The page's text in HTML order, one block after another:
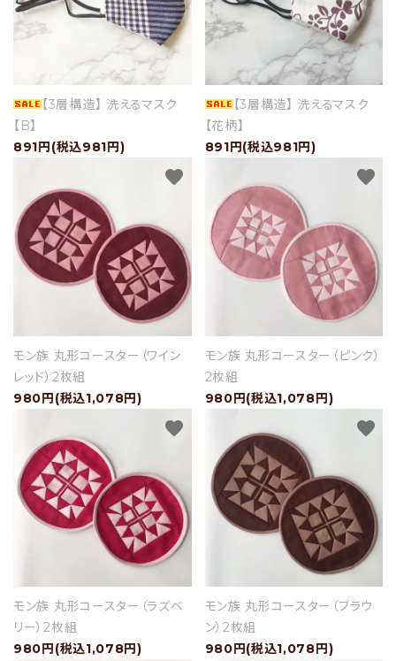
- ご利用ガイド
- まとめ買いでお得
- お支払い方法について
- 配送方法・送料について
- 返品について
- 特定商取引法に基づく表記
- プライバシーポリシー
- 会員登録・メルマガ登録
- 運営会社
- お問い合わせ
【3層構造】 洗えるマスク
【B】
891円(税込981円)
【3層構造】 洗えるマスク
【花柄】
891円(税込981円)
モン族 丸形コースター（ワイン
レッド）2枚組
980円(税込1,078円)
favorite
モン族 丸形コースター（ピンク）
2枚組
980円(税込1,078円)
favorite
モン族 丸形コースター（ラズベ
リー）2枚組
980円(税込1,078円)
favorite
モン族 丸形コースター（ブラウ
ン）2枚組
980円(税込1,078円)
favorite